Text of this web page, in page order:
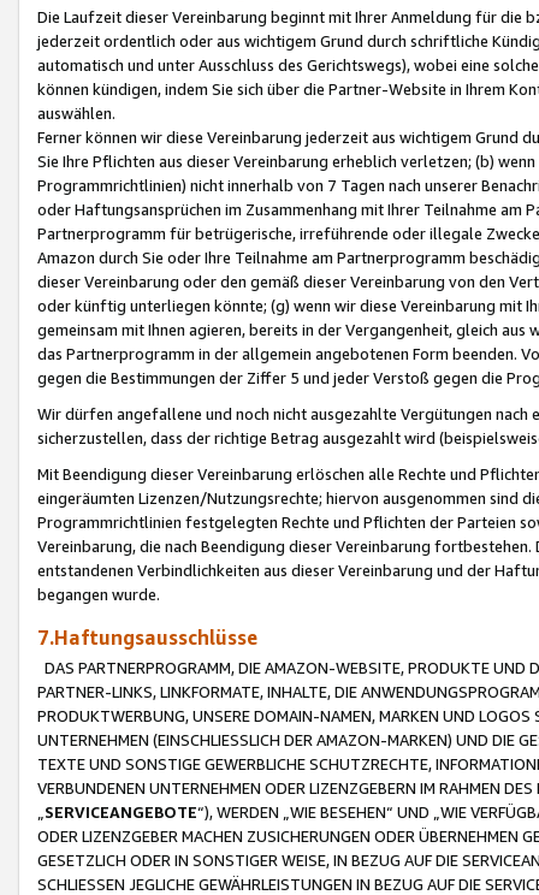
Die Laufzeit dieser Vereinbarung beginnt mit Ihrer Anmeldung für die
jederzeit ordentlich oder aus wichtigem Grund durch schriftliche
automatisch und unter Ausschluss des Gerichtswegs), wobei eine
können kündigen, indem Sie sich über die Partner-Website in Ihrem
auswählen.
Ferner können wir diese Vereinbarung jederzeit aus wichtigem Grund
Sie Ihre Pflichten aus dieser Vereinbarung erheblich verletzen; (b)
Programmrichtlinien) nicht innerhalb von 7 Tagen nach unserer
oder Haftungsansprüchen im Zusammenhang mit Ihrer Teilnahme am
Partnerprogramm für betrügerische, irreführende oder illegale
Amazon durch Sie oder Ihre Teilnahme am Partnerprogramm
dieser Vereinbarung oder den gemäß dieser Vereinbarung von den
oder künftig unterliegen könnte; (g) wenn wir diese Vereinbarung mit
gemeinsam mit Ihnen agieren, bereits in der Vergangenheit, gleich
das Partnerprogramm in der allgemein angebotenen Form beenden.
gegen die Bestimmungen der Ziffer 5 und jeder Verstoß gegen die
Wir dürfen angefallene und noch nicht ausgezahlte Vergütungen
sicherzustellen, dass der richtige Betrag ausgezahlt wird
Mit Beendigung dieser Vereinbarung erlöschen alle Rechte und
eingeräumten Lizenzen/Nutzungsrechte; hiervon ausgenommen sind
Programmrichtlinien festgelegten Rechte und Pflichten der Parteien
Vereinbarung, die nach Beendigung dieser Vereinbarung
entstandenen Verbindlichkeiten aus dieser Vereinbarung und der
begangen wurde.
7.Haftungsausschlüsse
DAS PARTNERPROGRAMM, DIE AMAZON-WEBSITE, PRODUKTE UND
PARTNER-LINKS, LINKFORMATE, INHALTE, DIE
PRODUKTWERBUNG, UNSERE DOMAIN-NAMEN, MARKEN UND
UNTERNEHMEN (EINSCHLIESSLICH DER AMAZON-MARKEN) UND DIE
TEXTE UND SONSTIGE GEWERBLICHE SCHUTZRECHTE,
VERBUNDENEN UNTERNEHMEN ODER LIZENZGEBERN IM RAHMEN
SERVICEANGEBOTE“), WERDEN „WIE BESEHEN“ UND „WIE
ODER LIZENZGEBER MACHEN ZUSICHERUNGEN ODER ÜBERNEHMEN
GESETZLICH ODER IN SONSTIGER WEISE, IN BEZUG AUF DIE
SCHLIESSEN JEGLICHE GEWÄHRLEISTUNGEN IN BEZUG AUF DIE